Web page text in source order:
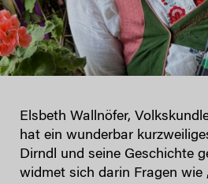
Elsbeth Wallnöfer,
hat ein wunderbar
Dirndl und seine Geschichte
widmet sich darin Fragen wie